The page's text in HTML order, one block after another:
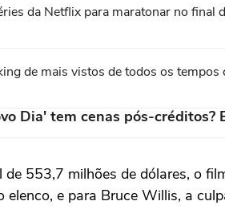
da Netflix para maratonar no final
de mais vistos de todos os
Dia' tem cenas pós-créditos?
553,7 milhões de dólares, o
e para Bruce Willis, a